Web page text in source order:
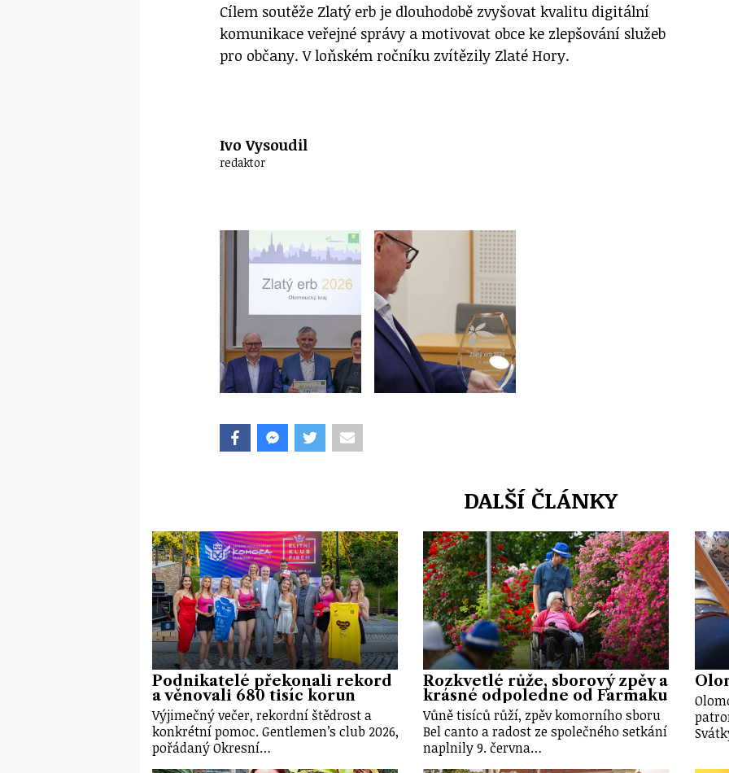
Cílem soutěže Zlatý erb je dlouhodobě zvyšovat kvalitu digitální
komunikace veřejné správy a motivovat obce ke zlepšování služeb
pro občany. V loňském ročníku zvítězily Zlaté Hory.
Ivo Vysoudil
redaktor
DALŠÍ ČLÁNKY
Podnikatelé překonali rekord
a věnovali 680 tisíc korun
Výjimečný večer, rekordní štědrost a
konkrétní pomoc. Gentlemen’s club 2026,
pořádaný Okresní…
Rozkvetlé růže, sborový zpěv a
krásné odpoledne od Farmaku
Vůně tisíců růží, zpěv komorního sboru
Bel canto a radost ze společného setkání
naplnily 9. června…